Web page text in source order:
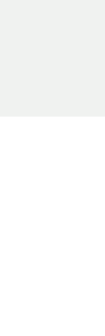
とでしょうか？